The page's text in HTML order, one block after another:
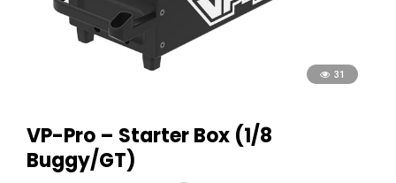
31
VP-Pro – Starter Box (1/8
Buggy/GT)